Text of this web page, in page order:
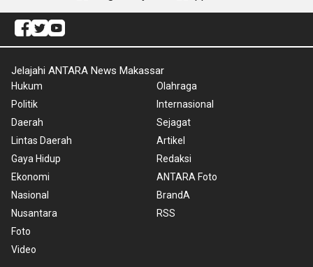
Jelajahi ANTARA News Makassar
Hukum
Politik
Daerah
Lintas Daerah
Gaya Hidup
Ekonomi
Nasional
Nusantara
Foto
Video
Olahraga
Internasional
Sejagat
Artikel
Redaksi
ANTARA Foto
BrandA
RSS